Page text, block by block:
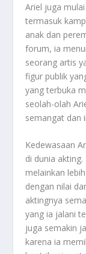
Ariel juga
termasuk
anak dan
forum, ia
seorang artis
figur publik
yang terbuka
seolah-olah
semangat dan
Kedewasaan
di dunia
melainkan
dengan nilai
aktingnya
yang ia jalani
juga semakin
karena ia